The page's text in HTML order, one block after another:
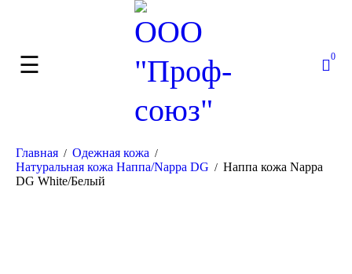
0
Главная / Одежная кожа /
Натуральная кожа Наппа/Nappa DG / Наппа кожа Nappa
DG White/Белый